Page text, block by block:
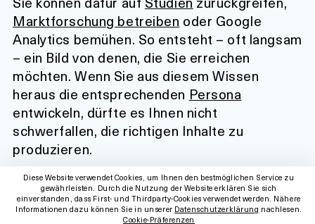
Marktforschung betreiben oder Google
Analytics bemühen. So entsteht – oft langsam
– ein Bild von denen, die Sie erreichen
möchten. Wenn Sie aus diesem Wissen
heraus die entsprechenden Persona
entwickeln, dürfte es Ihnen nicht
schwerfallen, die richtigen Inhalte zu
produzieren.
Christian Henner-Fehr lebt und arbeitet als
Kulturberater in Wien, organisiert das
Diese Website verwendet Cookies, um Ihnen den bestmöglichen Service zu
gewährleisten. Durch die Nutzung der Website erklären Sie sich
einverstanden, dass First- und Thirdparty-Cookies verwendet werden. Nähere
Informationen dazu können Sie in unserer Datenschutzerklärung nachlesen.
Cookie-Präferenzen